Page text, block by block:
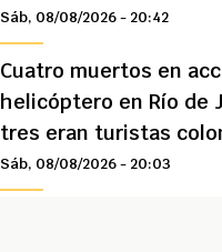
Sáb, 08/08/2026 - 20:42
Cuatro muertos en
helicóptero en Río de
tres eran turistas
Sáb, 08/08/2026 - 20:03